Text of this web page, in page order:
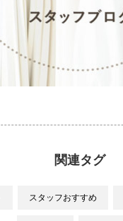
関連タグ
スタッフおすすめ